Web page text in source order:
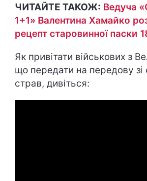
ЧИТАЙТЕ ТАКОЖ: Ведуча
1+1» Валентина Хамайко
рецепт старовинної паски
Як привітати військових з
що передати на передову зі
страв, дивіться: